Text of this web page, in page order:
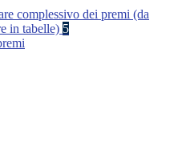
complessivo dei premi (da
in tabelle) 5